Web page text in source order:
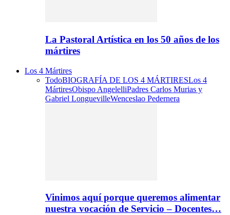
La Pastoral Artística en los 50 años de los
mártires
Los 4 Mártires
TodoBIOGRAFÍA DE LOS 4 MÁRTIRESLos 4
MártiresObispo AngelelliPadres Carlos Murias y
Gabriel LonguevilleWenceslao Pedernera
Vinimos aquí porque queremos alimentar
nuestra vocación de Servicio – Docentes…